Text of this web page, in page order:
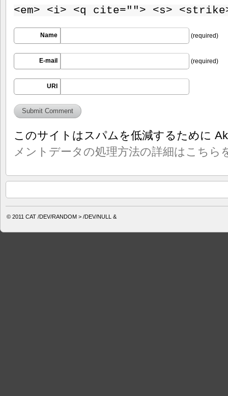
<em> <i> <q cite=""> <s>
Name (required)
E-mail (required)
URI
このサイトはスパムを低減するために
メントデータの処理方法の詳細はこちら
© 2011 CAT /DEV/RANDOM > /DEV/NULL &